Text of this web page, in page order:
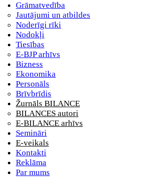
Grāmatvedība
Jautājumi un atbildes
Noderīgi rīki
Nodokļi
Tiesības
E-BJP arhīvs
Bizness
Ekonomika
Personāls
Brīvbrīdis
Žurnāls BILANCE
BILANCES autori
E-BILANCE arhīvs
Semināri
E-veikals
Kontakti
Reklāma
Par mums